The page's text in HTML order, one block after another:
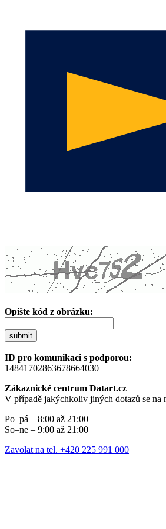
Opište kód z obrázku:
submit
ID pro komunikaci s podporou:
14841702863678664030
Zákaznické centrum Datart.cz
V případě jakýchkoliv jiných dotazů se na
Po–pá – 8:00 až 21:00
So–ne – 9:00 až 21:00
Zavolat na tel. +420 225 991 000